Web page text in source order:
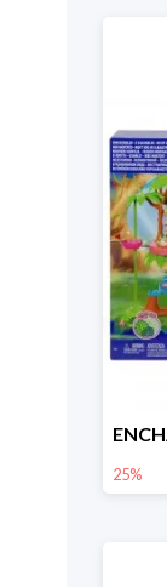
25%